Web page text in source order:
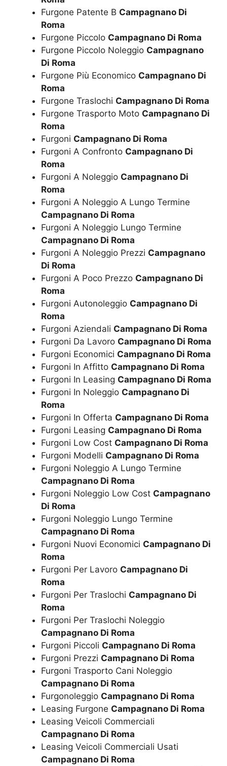
Furgone Patente B Campagnano Di
Roma
Furgone Piccolo Campagnano Di Roma
Furgone Piccolo Noleggio Campagnano
Di Roma
Furgone Più Economico Campagnano Di
Roma
Furgone Traslochi Campagnano Di Roma
Furgone Trasporto Moto Campagnano Di
Roma
Furgoni Campagnano Di Roma
Furgoni A Confronto Campagnano Di
Roma
Furgoni A Noleggio Campagnano Di
Roma
Furgoni A Noleggio A Lungo Termine
Campagnano Di Roma
Furgoni A Noleggio Lungo Termine
Campagnano Di Roma
Furgoni A Noleggio Prezzi Campagnano
Di Roma
Furgoni A Poco Prezzo Campagnano Di
Roma
Furgoni Autonoleggio Campagnano Di
Roma
Furgoni Aziendali Campagnano Di Roma
Furgoni Da Lavoro Campagnano Di Roma
Furgoni Economici Campagnano Di Roma
Furgoni In Affitto Campagnano Di Roma
Furgoni In Leasing Campagnano Di Roma
Furgoni In Noleggio Campagnano Di
Roma
Furgoni In Offerta Campagnano Di Roma
Furgoni Leasing Campagnano Di Roma
Furgoni Low Cost Campagnano Di Roma
Furgoni Modelli Campagnano Di Roma
Furgoni Noleggio A Lungo Termine
Campagnano Di Roma
Furgoni Noleggio Low Cost Campagnano
Di Roma
Furgoni Noleggio Lungo Termine
Campagnano Di Roma
Furgoni Nuovi Economici Campagnano Di
Roma
Furgoni Per Lavoro Campagnano Di
Roma
Furgoni Per Traslochi Campagnano Di
Roma
Furgoni Per Traslochi Noleggio
Campagnano Di Roma
Furgoni Piccoli Campagnano Di Roma
Furgoni Prezzi Campagnano Di Roma
Furgoni Trasporto Cani Noleggio
Campagnano Di Roma
Furgonoleggio Campagnano Di Roma
Leasing Furgone Campagnano Di Roma
Leasing Veicoli Commerciali
Campagnano Di Roma
Leasing Veicoli Commerciali Usati
Campagnano Di Roma